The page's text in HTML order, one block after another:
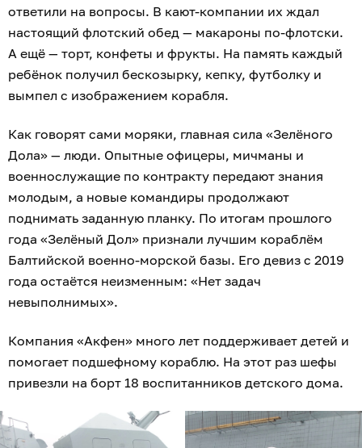
ответили на вопросы. В кают-компании их ждал
настоящий флотский обед — макароны по-флотски.
А ещё — торт, конфеты и фрукты. На память каждый
ребёнок получил бескозырку, кепку, футболку и
вымпел с изображением корабля.
Как говорят сами моряки, главная сила «Зелёного
Дола» — люди. Опытные офицеры, мичманы и
военнослужащие по контракту передают знания
молодым, а новые командиры продолжают
поднимать заданную планку. По итогам прошлого
года «Зелёный Дол» признали лучшим кораблём
Балтийской военно-морской базы. Его девиз с 2019
года остаётся неизменным: «Нет задач
невыполнимых».
Компания «Акфен» много лет поддерживает детей и
помогает подшефному кораблю. На этот раз шефы
привезли на борт 18 воспитанников детского дома.